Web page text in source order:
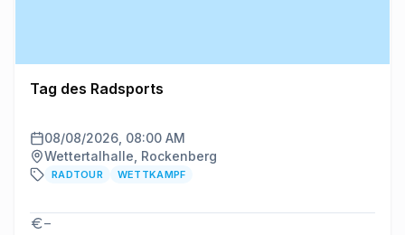
Tag des Radsports
08/08/2026, 08:00 AM
Wettertalhalle, Rockenberg
RADTOUR WETTKAMPF
–